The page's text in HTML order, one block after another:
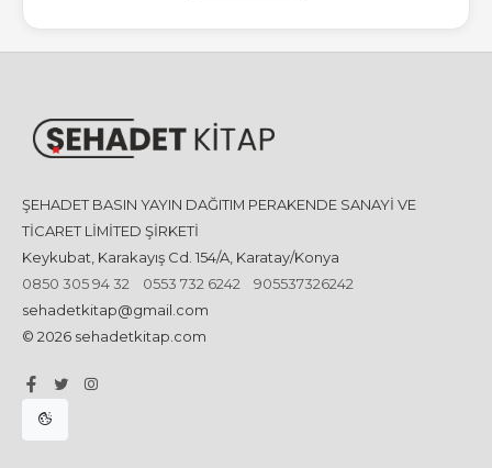
ŞEHADET BASIN YAYIN DAĞITIM PERAKENDE SANAYİ VE
TİCARET LİMİTED ŞİRKETİ
Keykubat, Karakayış Cd. 154/A, Karatay/Konya
0850 305 94 32
0553 732 6242
905537326242
sehadetkitap@gmail.com
© 2026 sehadetkitap.com